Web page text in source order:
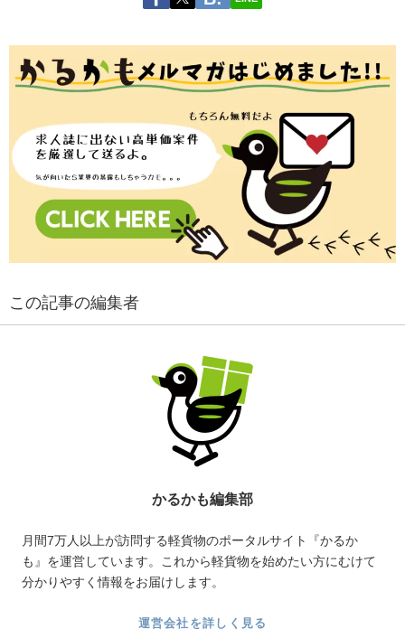
この記事の編集者
かるかも編集部
月間7万人以上が訪問する軽貨物のポータルサイト『かるか
も』を運営しています。これから軽貨物を始めたい方にむけて
分かりやすく情報をお届けします。
運営会社を詳しく見る